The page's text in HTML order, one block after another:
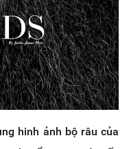
hinh ảnh bộ râu của